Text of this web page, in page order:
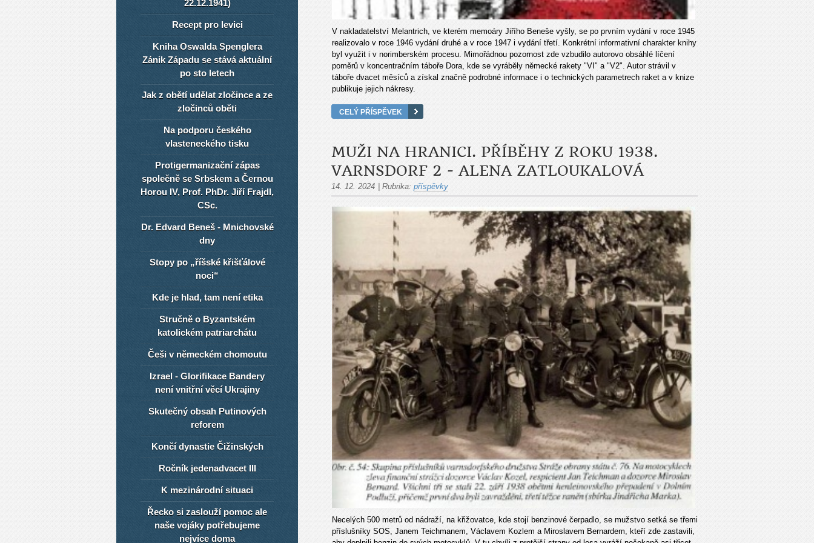
V nakladatelství Melantrich, ve kterém memoáry Jiřího Beneše vyšly, se po prvním vydání v roce 1945
realizovalo v roce 1946 vydání druhé a v roce 1947 i vydání třetí. Konkrétní informativní charakter knihy
byl využit i v norimberském procesu. Mimořádnou pozornost zde vzbudilo autorovo obsáhlé líčení
poměrů v koncentračním táboře Dora, kde se vyráběly německé rakety "VI" a "V2". Autor strávil v
táboře dvacet měsíců a získal značně podrobné informace i o technických parametrech raket a v knize
publikuje jejich nákresy.
CELÝ PŘÍSPĚVEK
MUŽI NA HRANICI. PŘÍBĚHY Z ROKU 1938.
VARNSDORF 2 - ALENA ZATLOUKALOVÁ
14. 12. 2024 Rubrika: příspěvky
Necelých 500 metrů od nádraží, na křižovatce, kde stojí benzinové čerpadlo, se mužstvo setká se třemi
příslušníky SOS, Janem Teichmanem, Václavem Kozlem a Miroslavem Bernardem, kteří zde zastavili,
22.12.1941)
Recept pro levici
Kniha Oswalda Spenglera
Zánik Západu se stává aktuální
po sto letech
Jak z obětí udělat zločince a ze
zločinců oběti
Na podporu českého
vlasteneckého tisku
Protigermanizační zápas
společně se Srbskem a Černou
Horou IV, Prof. PhDr. Jiří Frajdl,
CSc.
Dr. Edvard Beneš - Mnichovské
dny
Stopy po „říšské křišťálové
noci“
Kde je hlad, tam není etika
Stručně o Byzantském
katolickém patriarchátu
Češi v německém chomoutu
Izrael - Glorifikace Bandery
není vnitřní věcí Ukrajiny
Skutečný obsah Putinových
reforem
Končí dynastie Čižinských
Ročník jedenadvacet III
K mezinárodní situaci
Řecko si zaslouží pomoc ale
naše vojáky potřebujeme
nejvíce doma